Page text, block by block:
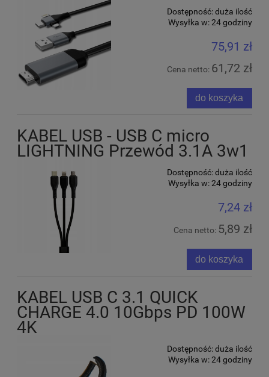
Dostępność:duża ilość
Wysyłka w:24 godziny
75,91 zł
Cena netto: 61,72 zł
do koszyka
KABEL USB - USB C micro
LIGHTNING Przewód 3.1A 3w1
Dostępność:duża ilość
Wysyłka w:24 godziny
7,24 zł
Cena netto: 5,89 zł
do koszyka
KABEL USB C 3.1 QUICK
CHARGE 4.0 10Gbps PD 100W
4K
Dostępność:duża ilość
Wysyłka w:24 godziny